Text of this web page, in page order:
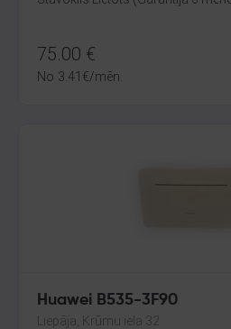
75.00 €
No 3.41 €/mēn.
Huawei B535-3F90
Liepāja, Krūmu iela 32